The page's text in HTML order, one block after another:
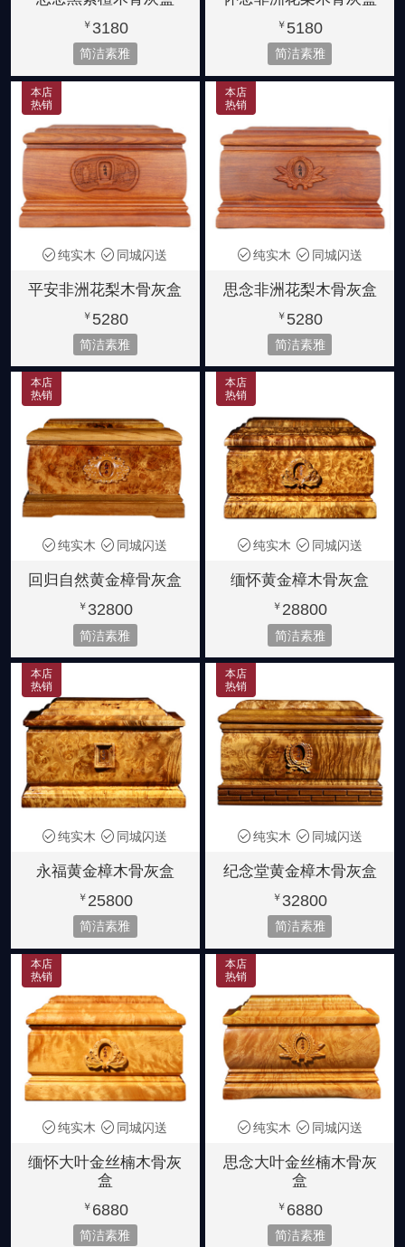
￥ 3180
简洁素雅
￥ 5180
简洁素雅
本店
热销
纯实木 同城闪送
平安非洲花梨木骨灰盒
￥ 5280
简洁素雅
本店
热销
纯实木 同城闪送
思念非洲花梨木骨灰盒
￥ 5280
简洁素雅
本店
热销
纯实木 同城闪送
回归自然黄金樟骨灰盒
￥ 32800
简洁素雅
本店
热销
纯实木 同城闪送
缅怀黄金樟木骨灰盒
￥ 28800
简洁素雅
本店
热销
纯实木 同城闪送
永福黄金樟木骨灰盒
￥ 25800
简洁素雅
本店
热销
纯实木 同城闪送
纪念堂黄金樟木骨灰盒
￥ 32800
简洁素雅
本店
热销
纯实木 同城闪送
缅怀大叶金丝楠木骨灰
盒
￥ 6880
简洁素雅
本店
热销
纯实木 同城闪送
思念大叶金丝楠木骨灰
盒
￥ 6880
简洁素雅